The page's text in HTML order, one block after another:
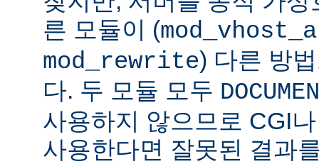
른 모듈이 (
mod_rewrite) 다른 방
다. 두 모듈 모두
사용하지 않으므로 CGI
사용한다면 잘못된 결과